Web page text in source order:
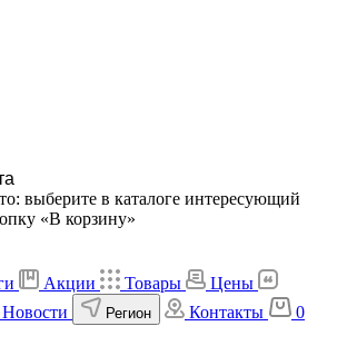
выберите в каталоге интересующий
«В корзину»
Акции Товары
Цены
Новости Регион Контакты
0